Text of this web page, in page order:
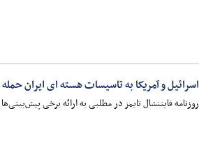
اسرائیل و آمریکا به تاسیسات هسته ای ایران
روزنامه فایننشال تایمز در مطلبی به ارائه برخی